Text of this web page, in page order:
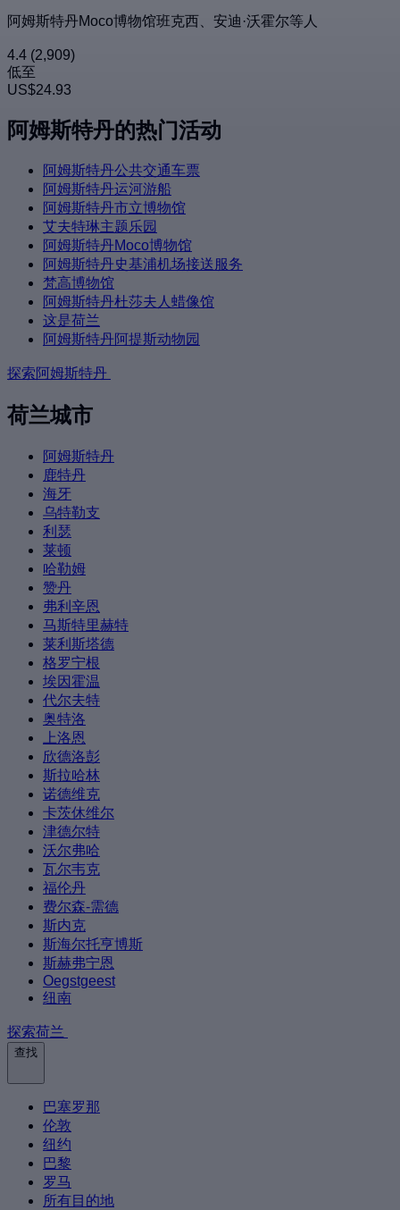
阿姆斯特丹Moco博物馆班克西、安迪·沃霍尔等人
4.4 (2,909)
低至
US$24.93
阿姆斯特丹的热门活动
阿姆斯特丹公共交通车票
阿姆斯特丹运河游船
阿姆斯特丹市立博物馆
艾夫特琳主题乐园
阿姆斯特丹Moco博物馆
阿姆斯特丹史基浦机场接送服务
梵高博物馆
阿姆斯特丹杜莎夫人蜡像馆
这是荷兰
阿姆斯特丹阿提斯动物园
探索阿姆斯特丹
荷兰城市
阿姆斯特丹
鹿特丹
海牙
乌特勒支
利瑟
莱顿
哈勒姆
赞丹
弗利辛恩
马斯特里赫特
莱利斯塔德
格罗宁根
埃因霍温
代尔夫特
奥特洛
上洛恩
欣德洛彭
斯拉哈林
诺德维克
卡茨休维尔
津德尔特
沃尔弗哈
瓦尔韦克
福伦丹
费尔森-需德
斯内克
斯海尔托亨博斯
斯赫弗宁恩
Oegstgeest
纽南
探索荷兰
查找
巴塞罗那
伦敦
纽约
巴黎
罗马
所有目的地